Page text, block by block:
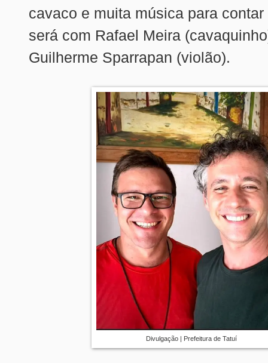
cavaco e muita música para contar
será com Rafael Meira
Guilherme Sparrapan (violão).
Divulgação | Prefeitura de Tatuí